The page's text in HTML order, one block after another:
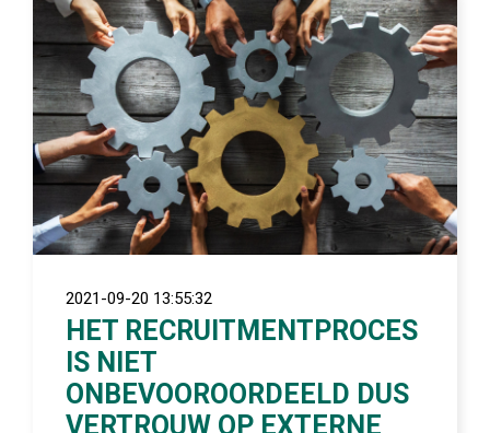
2021-09-20 13:55:32
HET RECRUITMENTPROCES
IS NIET
ONBEVOOROORDEELD DUS
VERTROUW OP EXTERNE